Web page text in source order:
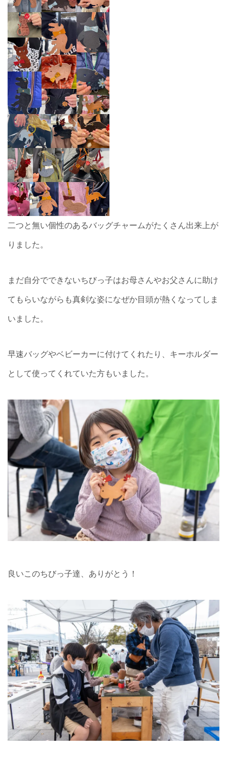
二つと無い個性のあるバッグチャームがたくさん出来上が
りました。
まだ自分でできないちびっ子はお母さんやお父さんに助け
てもらいながらも真剣な姿になぜか目頭が熱くなってしま
いました。
早速バッグやベビーカーに付けてくれたり、キーホルダー
として使ってくれていた方もいました。
良いこのちびっ子達、ありがとう！